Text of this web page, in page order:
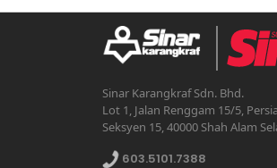
Sinar Karangkraf Sdn. Bhd.
Lot 1, Jalan Renggam 15/5,
Seksyen 15, 40000 Shah Alam
603.5101.7388